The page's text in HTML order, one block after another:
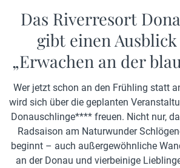
Das Riverresort
gibt einen
„Erwachen an der
Wer jetzt schon an den Frühling statt
wird sich über die geplanten
Donauschlinge**** freuen. Nicht nur,
Radsaison am Naturwunder
beginnt – auch außergewöhnliche
an der Donau und vierbeinige